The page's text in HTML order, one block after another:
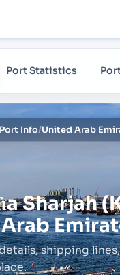
Port Statistics
Info/United Arab
Sharjah
shipping